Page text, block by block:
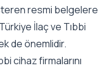
resmi belgelere
İlaç ve Tıbbi
de önemlidir.
cihaz firmalarını